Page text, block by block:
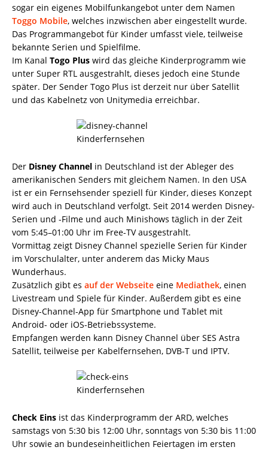
sogar ein eigenes Mobilfunkangebot unter dem Namen
Toggo Mobile, welches inzwischen aber eingestellt wurde.
Das Programmangebot für Kinder umfasst viele, teilweise
bekannte Serien und Spielfilme.
Im Kanal Togo Plus wird das gleiche Kinderprogramm wie
unter Super RTL ausgestrahlt, dieses jedoch eine Stunde
später. Der Sender Togo Plus ist derzeit nur über Satellit
und das Kabelnetz von Unitymedia erreichbar.
Der Disney Channel in Deutschland ist der Ableger des
amerikanischen Senders mit gleichem Namen. In den USA
ist er ein Fernsehsender speziell für Kinder, dieses Konzept
wird auch in Deutschland verfolgt. Seit 2014 werden Disney-
Serien und -Filme und auch Minishows täglich in der Zeit
vom 5:45–01:00 Uhr im Free-TV ausgestrahlt.
Vormittag zeigt Disney Channel spezielle Serien für Kinder
im Vorschulalter, unter anderem das Micky Maus
Wunderhaus.
Zusätzlich gibt es auf der Webseite eine Mediathek, einen
Livestream und Spiele für Kinder. Außerdem gibt es eine
Disney-Channel-App für Smartphone und Tablet mit
Android- oder iOS-Betriebssysteme.
Empfangen werden kann Disney Channel über SES Astra
Satellit, teilweise per Kabelfernsehen, DVB-T und IPTV.
Check Eins ist das Kinderprogramm der ARD, welches
samstags von 5:30 bis 12:00 Uhr, sonntags von 5:30 bis 11:00
Uhr sowie an bundeseinheitlichen Feiertagen im ersten